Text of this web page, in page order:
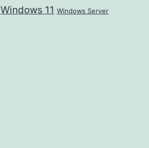
Windows 11 Windows Server